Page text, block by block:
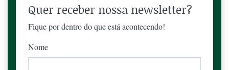
Quer receber nossa newsletter?
Fique por dentro do que está acontecendo!
Nome